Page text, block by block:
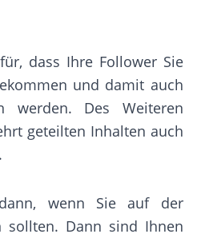
dass Ihre Follower Sie
und damit auch
werden. Des Weiteren
geteilten Inhalten auch
wenn Sie auf der
sollten. Dann sind Ihnen